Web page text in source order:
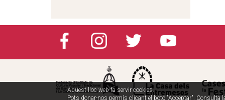
Aquest lloc web fa servir cookies.
Pots donar-nos permís clicant el botó "Acceptar". Consulta